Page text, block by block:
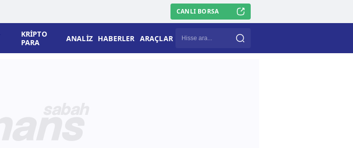
CANLI BORSA
KRİPTO
PARA
ANALİZ HABERLER ARAÇLAR